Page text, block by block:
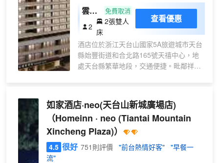
房的面積寬大、視野開闊、 温馨舒適、呈
現自然；每間客房均配備43英寸高端液晶
電視、國際衞星頻道、高速Wi-Fi、SOS呼
叫系統、高品質的衞浴設施及一流床品
等。華美達酒店的管家式服務定將讓您放
鬆心情，更會擁有難忘的入住體驗。
雲居
雙床
（智
能客
控
屏電
視）
免費取消
2
2張雙人
床
查看優惠
酒店位於浙江天台山國家5A旅遊城市天台
縣始豐街道和合北路165號天禧中心，地
處天台縣繁華地段，交通便捷。毗鄰祥生
分鐘車程。“一座天台山、半部全唐詩”。
酒店由國內著名設計師，融合天台文化精
髓“和合文化”理念，“萬物相容、和合共
生”。酒店擁有各類智能客房諸多間，包括
尊享套房、臻享親子房、雲樂棋牌房、臻
享影院大床房；設有大堂吧、商務中心、
如家酒店·neo(天台山新城廣場店)
（Homeinn · neo (Tiantai Mountain
Xincheng Plaza)）
4.5 很好 751則評價 "前台熱情好客"
"早餐一
流"